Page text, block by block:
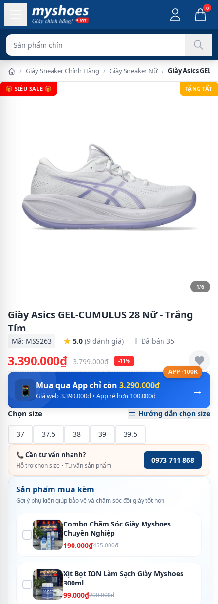
0
Sản phẩm chính hãng 100%
/ Giày Sneaker Chính Hãng / Giày Sneaker Nữ / Giày Asics GEL-
🎁 SIÊU SALE 🎁 TẶNG TẤT
1/6
Giày Asics GEL-CUMULUS 28 Nữ - Trắng
Tím
Mã: MSS263 5.0 (9 đánh giá) Đã bán 35
3.390.000₫ 3.799.000₫ -11%
APP -100K
→
📱 Mua qua App chỉ còn 3.290.000₫
Giá web 3.390.000₫ • App rẻ hơn 100.000₫
Chọn size Hướng dẫn chọn size
37 37.5 38 39 39.5
📞 Cần tư vấn nhanh?
Hỗ trợ chọn size • Tư vấn sản phẩm
0973 711 868
Sản phẩm mua kèm
Gợi ý phụ kiện giúp bảo vệ và chăm sóc đôi giày tốt hơn
Combo Chăm Sóc Giày Myshoes
Chuyên Nghiệp
190.000₫455.000₫
Xịt Bọt ION Làm Sạch Giày Myshoes
300ml
99.000₫200.000₫